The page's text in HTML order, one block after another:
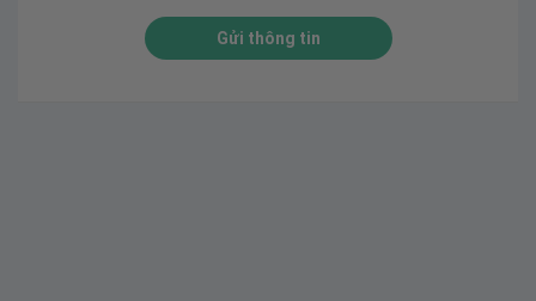
Gửi thông tin